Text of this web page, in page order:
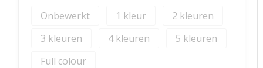
Onbewerkt
1
2
3
4
5
Full colour